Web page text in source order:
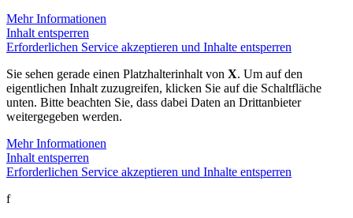
Mehr Informationen
Inhalt entsperren
Erforderlichen Service akzeptieren und Inhalte entsperren
Sie sehen gerade einen Platzhalterinhalt von X. Um auf den
eigentlichen Inhalt zuzugreifen, klicken Sie auf die Schaltfläche
unten. Bitte beachten Sie, dass dabei Daten an Drittanbieter
weitergegeben werden.
Mehr Informationen
Inhalt entsperren
Erforderlichen Service akzeptieren und Inhalte entsperren
f